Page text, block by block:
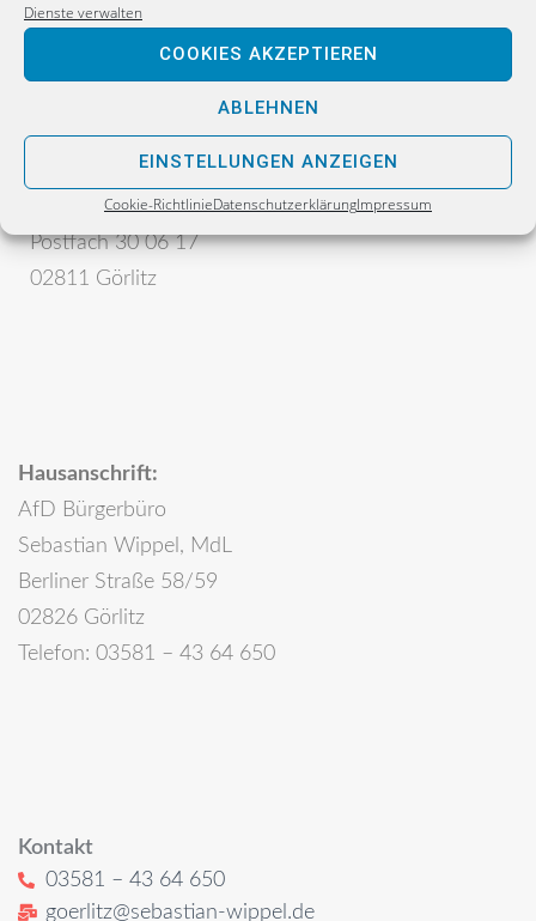
Dienste verwalten
COOKIES AKZEPTIEREN
ABLEHNEN
EINSTELLUNGEN ANZEIGEN
Cookie-RichtlinieDatenschutzerklärungImpressum
Sebastian Wippel
Alternative für Deutschland
Bürgerbüro
Postfach 30 06 17
02811 Görlitz
Hausanschrift:
AfD Bürgerbüro
Sebastian Wippel, MdL
Berliner Straße 58/59
02826 Görlitz
Telefon: 03581 – 43 64 650
Kontakt
03581 – 43 64 650
goerlitz@sebastian-wippel.de